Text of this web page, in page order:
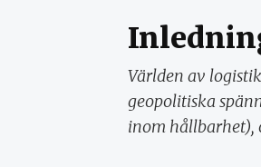
Världen av
geopolitiska
inom hållbarhet),